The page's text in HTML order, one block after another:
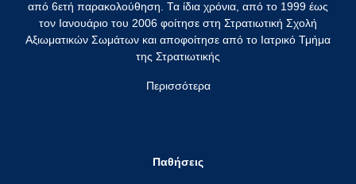
από 6ετή παρακολούθηση. Τα ίδια χρόνια, από το 1999 έως
τον Ιανουάριο του 2006 φοίτησε στη Στρατιωτική Σχολή
Αξιωματικών Σωμάτων και αποφοίτησε από το Ιατρικό Τμήμα
της Στρατιωτικής
Περισσότερα
Παθήσεις